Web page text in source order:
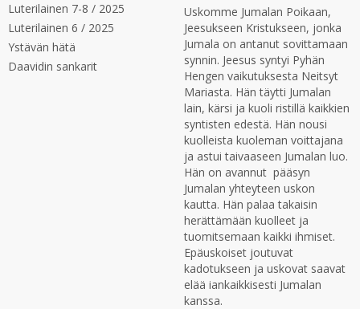
Luterilainen 7-8 / 2025
Luterilainen 6 / 2025
Ystävän hätä
Daavidin sankarit
Uskomme Jumalan Poikaan,
Jeesukseen Kristukseen, jonka
Jumala on antanut sovittamaan
synnin. Jeesus syntyi Pyhän
Hengen vaikutuksesta Neitsyt
Mariasta. Hän täytti Jumalan
lain, kärsi ja kuoli ristillä kaikkien
syntisten edestä. Hän nousi
kuolleista kuoleman voittajana
ja astui taivaaseen Jumalan luo.
Hän on avannut pääsyn
Jumalan yhteyteen uskon
kautta. Hän palaa takaisin
herättämään kuolleet ja
tuomitsemaan kaikki ihmiset.
Epäuskoiset joutuvat
kadotukseen ja uskovat saavat
elää iankaikkisesti Jumalan
kanssa.